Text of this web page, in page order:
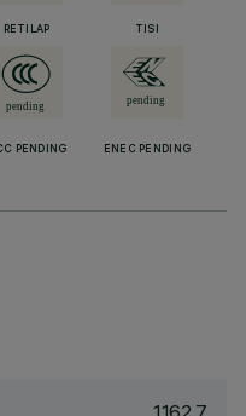
RETILAP TISI
PENDING ENEC PENDING
1162.7